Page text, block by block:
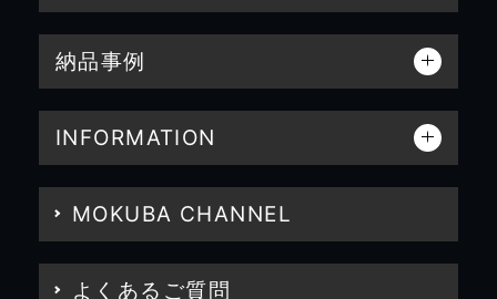
納品事例
INFORMATION
MOKUBA CHANNEL
よくあるご質問